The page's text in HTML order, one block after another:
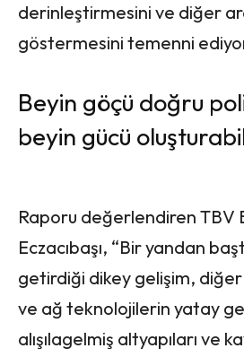
derinleştirmesini ve diğer
göstermesini temenni
Beyin göçü doğru
beyin gücü
Raporu değerlendiren TBV
Eczacıbaşı, “Bir yandan
getirdiği dikey gelişim,
ve ağ teknolojilerin yatay
alışılagelmiş altyapıları ve